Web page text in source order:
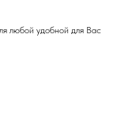
любой удобной для Вас